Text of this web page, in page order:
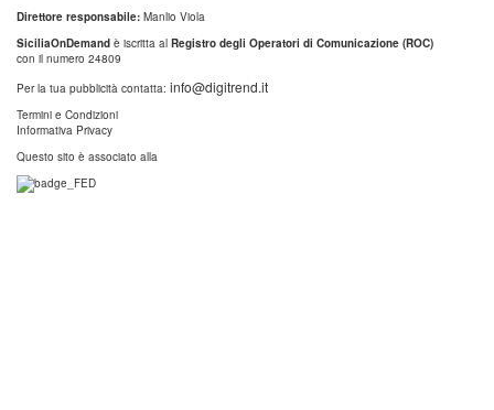
Direttore responsabile: Manlio Viola
SiciliaOnDemand è iscritta al Registro degli Operatori di Comunicazione (ROC)
con il numero 24809
Per la tua pubblicità contatta: info@digitrend.it
Termini e Condizioni
Informativa Privacy
Questo sito è associato alla